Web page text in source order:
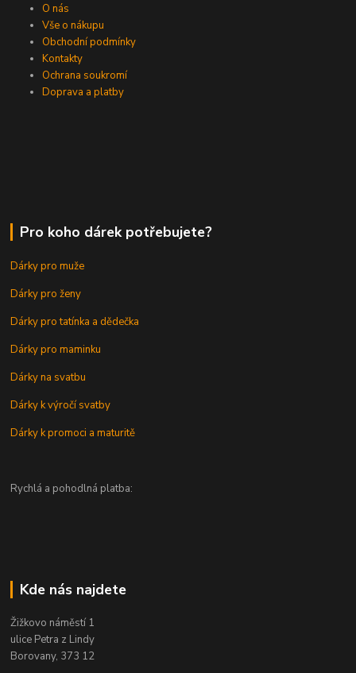
O nás
Vše o nákupu
Obchodní podmínky
Kontakty
Ochrana soukromí
Doprava a platby
Pro koho dárek potřebujete?
Dárky pro muže
Dárky pro ženy
Dárky pro tatínka a dědečka
Dárky pro maminku
Dárky na svatbu
Dárky k výročí svatby
Dárky k promoci a maturitě
Rychlá a pohodlná platba:
Kde nás najdete
Žižkovo náměstí 1
ulice Petra z Lindy
Borovany, 373 12